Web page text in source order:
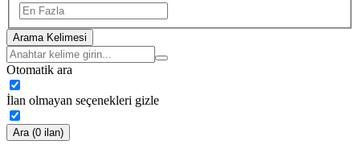
Arama Kelimesi
Otomatik ara
İlan olmayan seçenekleri gizle
Ara (0 ilan)